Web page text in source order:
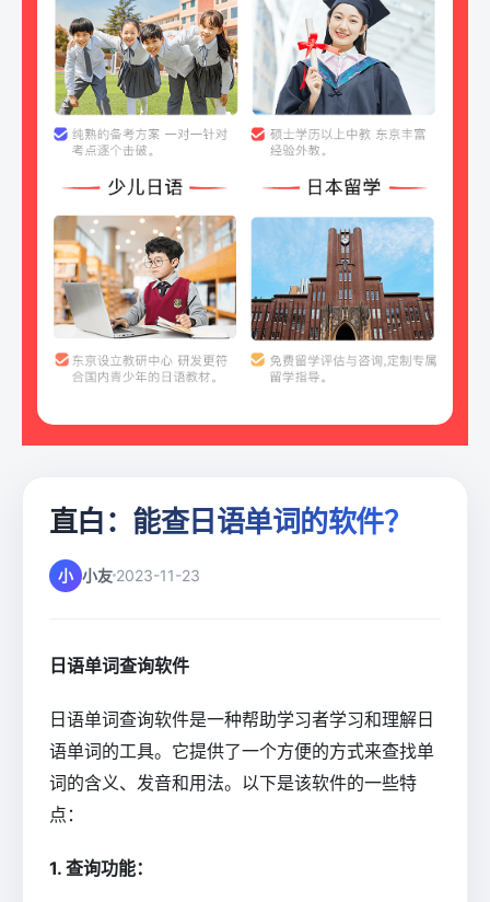
直白：能查日语单词的软件？
小 小友 2023-11-23
日语单词查询软件
日语单词查询软件是一种帮助学习者学习和理解日
语单词的工具。它提供了一个方便的方式来查找单
词的含义、发音和用法。以下是该软件的一些特
点：
1. 查询功能：